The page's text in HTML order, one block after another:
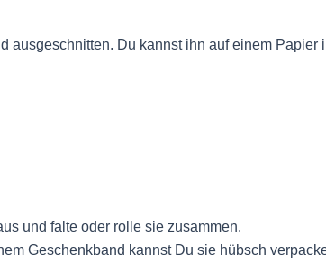
ausgeschnitten. Du kannst ihn auf einem
und falte oder rolle sie zusammen.
Geschenkband kannst Du sie hübsch